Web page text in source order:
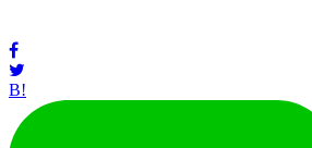
B!